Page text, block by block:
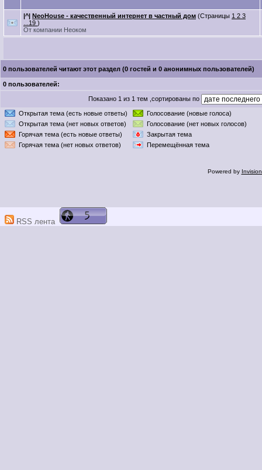
|^| NeoHouse - качественный интернет в частный дом (Страницы 1 2 3
...19 )
От компании Неоком
0 пользователей читают этот раздел (0 гостей и 0 анонимных пользователей)
0 пользователей:
Показано 1 из 1 тем ,сортированы по
Открытая тема (есть новые ответы)
Голосование (новые голоса)
Открытая тема (нет новых ответов)
Голосование (нет новых голосов)
Горячая тема (есть новые ответы)
Закрытая тема
Горячая тема (нет новых ответов)
Перемещённая тема
Powered by
RSS лента